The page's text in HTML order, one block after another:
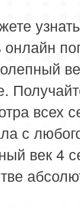
узнать
онлайн
всех
с
век 4